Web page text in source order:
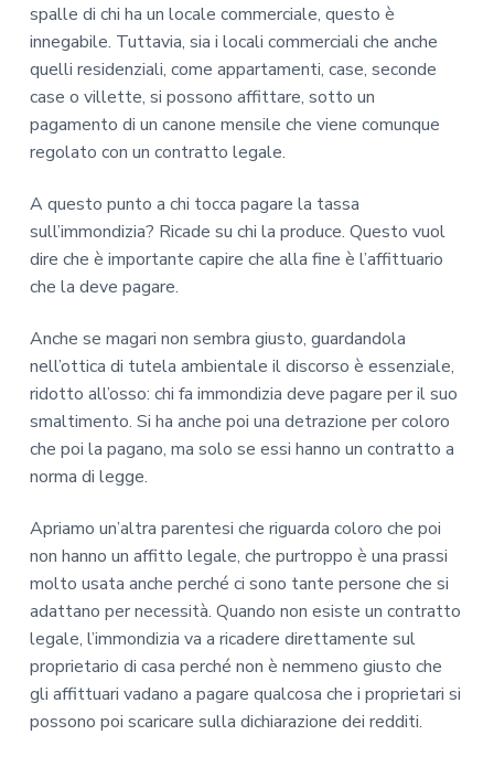
spalle di chi ha un locale commerciale, questo è
innegabile. Tuttavia, sia i locali commerciali che anche
quelli residenziali, come appartamenti, case, seconde
case o villette, si possono affittare, sotto un
pagamento di un canone mensile che viene comunque
regolato con un contratto legale.
A questo punto a chi tocca pagare la tassa
sull’immondizia? Ricade su chi la produce. Questo vuol
dire che è importante capire che alla fine è l’affittuario
che la deve pagare.
Anche se magari non sembra giusto, guardandola
nell’ottica di tutela ambientale il discorso è essenziale,
ridotto all’osso: chi fa immondizia deve pagare per il suo
smaltimento. Si ha anche poi una detrazione per coloro
che poi la pagano, ma solo se essi hanno un contratto a
norma di legge.
Apriamo un’altra parentesi che riguarda coloro che poi
non hanno un affitto legale, che purtroppo è una prassi
molto usata anche perché ci sono tante persone che si
adattano per necessità. Quando non esiste un contratto
legale, l’immondizia va a ricadere direttamente sul
proprietario di casa perché non è nemmeno giusto che
gli affittuari vadano a pagare qualcosa che i proprietari si
possono poi scaricare sulla dichiarazione dei redditi.